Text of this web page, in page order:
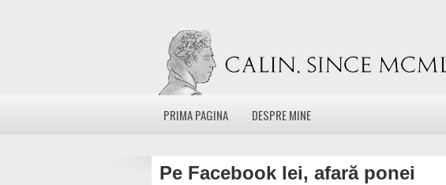
PRIMA PAGINA DESPRE MINE
Pe Facebook lei, afară ponei